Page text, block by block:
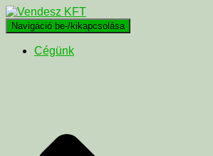
Navigáció be-/kikapcsolása
Cégünk